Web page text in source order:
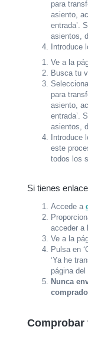
para
asiento,
entrada’.
asientos,
Introduce
Ve a la
Busca tu
para
asiento,
entrada’.
asientos,
Introduce
este
todos los
Si tienes
Accede a
acceder a
Ve a la
Pulsa en
‘Ya he
página del
Nunca
Comprobar